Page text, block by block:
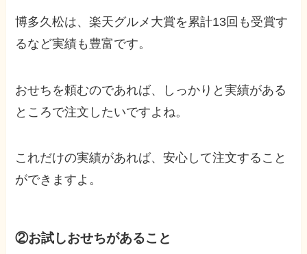
博多久松は、楽天グルメ大賞を累計13回も受賞す
るなど実績も豊富です。
おせちを頼むのであれば、しっかりと実績がある
ところで注文したいですよね。
これだけの実績があれば、安心して注文すること
ができますよ。
②お試しおせちがあること